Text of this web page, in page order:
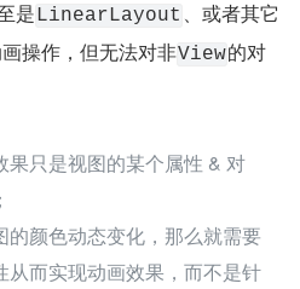
是LinearLayout 、或者其它
操作，但无法对非View的对
果只是视图的某个属性 & 对
的颜色动态变化，那么就需要
从而实现动画效果，而不是针